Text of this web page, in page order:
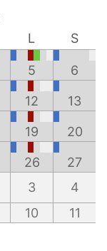
L
S
5 6
12 13
19 20
26 27
3
4
10 11